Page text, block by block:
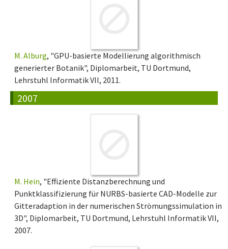
M. Alburg, "GPU-basierte Modellierung algorithmisch
generierter Botanik", Diplomarbeit, TU Dortmund,
Lehrstuhl Informatik VII, 2011.
2007
M. Hein, "Effiziente Distanzberechnung und
Punktklassifizierung für NURBS-basierte CAD-Modelle zur
Gitteradaption in der numerischen Strömungssimulation in
3D", Diplomarbeit, TU Dortmund, Lehrstuhl Informatik VII,
2007.